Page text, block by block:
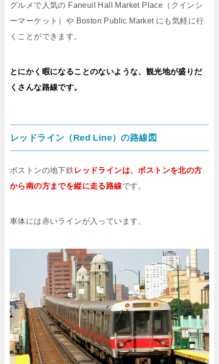
グルメで人気の Faneuil Hall Market Place（クインシ
ーマーケット）や Boston Public Market にも気軽に行
くことができます。
とにかく暇になることのないような、観光地が盛りだ
くさんな路線です。
レッドライン（Red Line）の路線図
ボストンの地下鉄レッドラインは、ボストンを北の方
から南の方までを縦に走る路線です。
車体には赤いラインが入っています。